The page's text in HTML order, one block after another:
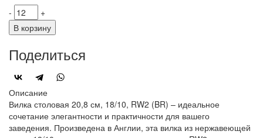
-
+
В корзину
Поделиться
Описание
Вилка столовая 20,8 см, 18/10, RW2 (BR) – идеальное
сочетание элегантности и практичности для вашего
заведения. Произведена в Англии, эта вилка из нержавеющей